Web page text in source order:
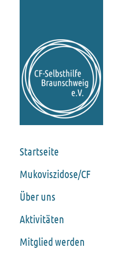
Startseite
Mukoviszidose/CF
Über uns
Aktivitäten
Mitglied werden